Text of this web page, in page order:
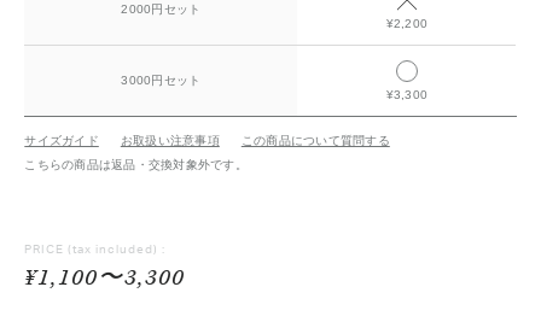
2000円セット
¥2,200
3000円セット
¥3,300
サイズガイド お取扱い注意事項
この商品について質問する
こちらの商品は返品・交換対象外です。
PRICE (tax included) :
¥1,100〜3,300